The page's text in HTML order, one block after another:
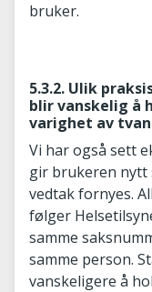
bruker.
5.3.2. Ulik
blir vanskelig å
varighet av
Vi har også sett
gir brukeren nytt
vedtak fornyes.
følger
samme
samme person.
vanskeligere å